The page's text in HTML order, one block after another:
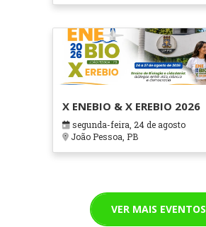
X ENEBIO & X EREBIO 2026
segunda-feira, 24 de agosto
João Pessoa, PB
VER MAIS EVENTOS